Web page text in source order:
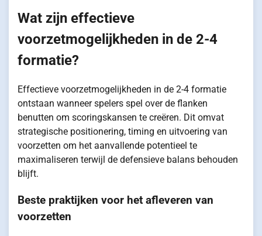
Wat zijn effectieve
voorzetmogelijkheden in de 2-4
formatie?
Effectieve voorzetmogelijkheden in de 2-4 formatie
ontstaan wanneer spelers spel over de flanken
benutten om scoringskansen te creëren. Dit omvat
strategische positionering, timing en uitvoering van
voorzetten om het aanvallende potentieel te
maximaliseren terwijl de defensieve balans behouden
blijft.
Beste praktijken voor het afleveren van
voorzetten